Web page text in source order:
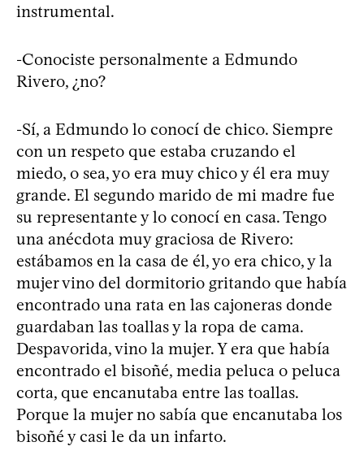
instrumental.
-Conociste personalmente a Edmundo
Rivero, ¿no?
-Sí, a Edmundo lo conocí de chico. Siempre
con un respeto que estaba cruzando el
miedo, o sea, yo era muy chico y él era muy
grande. El segundo marido de mi madre fue
su representante y lo conocí en casa. Tengo
una anécdota muy graciosa de Rivero:
estábamos en la casa de él, yo era chico, y la
mujer vino del dormitorio gritando que había
encontrado una rata en las cajoneras donde
guardaban las toallas y la ropa de cama.
Despavorida, vino la mujer. Y era que había
encontrado el bisoñé, media peluca o peluca
corta, que encanutaba entre las toallas.
Porque la mujer no sabía que encanutaba los
bisoñé y casi le da un infarto.